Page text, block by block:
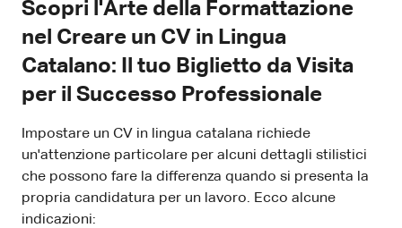
Scopri l'Arte della Formattazione
nel Creare un CV in Lingua
Catalano: Il tuo Biglietto da Visita
per il Successo Professionale
Impostare un CV in lingua catalana richiede
un'attenzione particolare per alcuni dettagli stilistici
che possono fare la differenza quando si presenta la
propria candidatura per un lavoro. Ecco alcune
indicazioni: